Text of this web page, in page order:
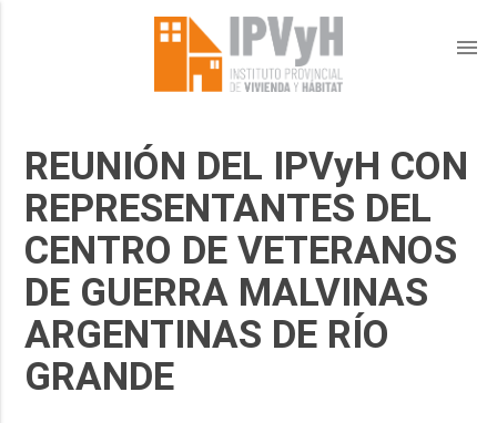
menu
REUNIÓN DEL IPVyH CON
REPRESENTANTES DEL
CENTRO DE VETERANOS
DE GUERRA MALVINAS
ARGENTINAS DE RÍO
GRANDE